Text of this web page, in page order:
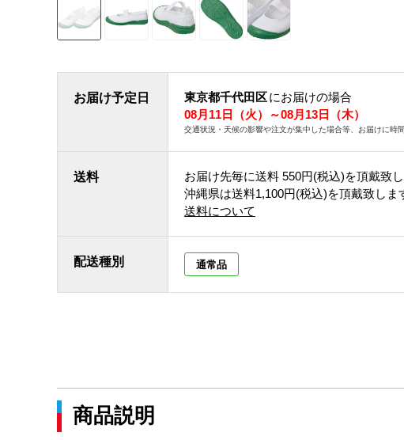
お届け予定日 東京都千代田区にお届けの場合
08月11日（火）～08月13日（木）
交通状況・天候の影響や注文が集中した場合等、お届けに時
送料 お届け先毎に送料 550円(税込)を頂戴致し
沖縄県は送料1,100円(税込)を頂戴致しま
送料について
配送種別 通常品
商品説明